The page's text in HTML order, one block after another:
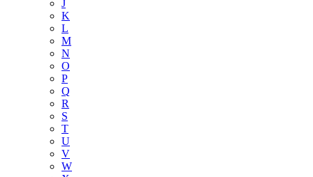
J
K
L
M
N
O
P
Q
R
S
T
U
V
W